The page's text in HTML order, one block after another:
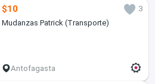
$10
3
Mudanzas Patrick (Transporte)
Antofagasta